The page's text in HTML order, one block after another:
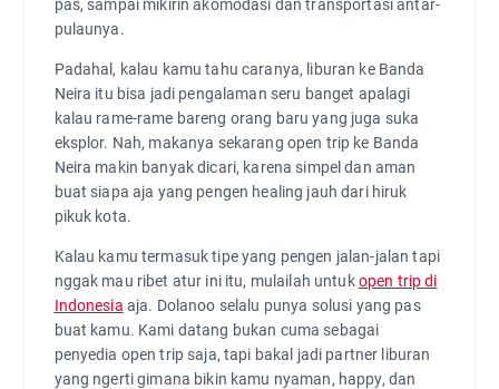
pas, sampai mikirin akomodasi dan transportasi antar-
pulaunya.
Padahal, kalau kamu tahu caranya, liburan ke Banda
Neira itu bisa jadi pengalaman seru banget apalagi
kalau rame-rame bareng orang baru yang juga suka
eksplor. Nah, makanya sekarang open trip ke Banda
Neira makin banyak dicari, karena simpel dan aman
buat siapa aja yang pengen healing jauh dari hiruk
pikuk kota.
Kalau kamu termasuk tipe yang pengen jalan-jalan tapi
nggak mau ribet atur ini itu, mulailah untukopen trip di
Indonesia aja. Dolanoo selalu punya solusi yang pas
buat kamu. Kami datang bukan cuma sebagai
penyedia open trip saja, tapi bakal jadi partner liburan
yang ngerti gimana bikin kamu nyaman, happy, dan